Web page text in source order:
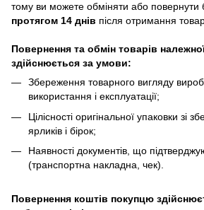
тому ви можете обміняти або повернути
протягом 14 днів після отримання
Повернення та обмін товарів
здійснюється за умови:
Збереження товарного вигляду
використання і експлуатації;
Цілісності оригінальної упаковки зі
ярликів і бірок;
Наявності документів, що
(транспортна накладна, чек).
Повернення коштів покупцю